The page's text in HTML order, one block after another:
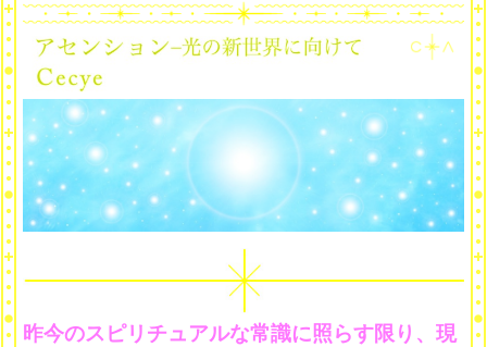
昨今のスピリチュアルな常識に照らす限り、現